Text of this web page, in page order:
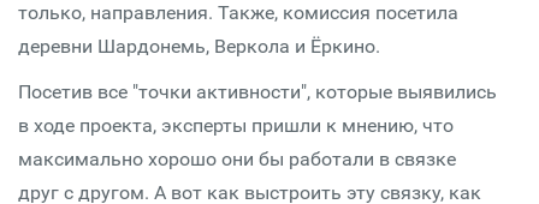
только, направления. Также, комиссия посетила
деревни Шардонемь, Веркола и Ёркино.
Посетив все "точки активности", которые выявились
в ходе проекта, эксперты пришли к мнению, что
максимально хорошо они бы работали в связке
друг с другом. А вот как выстроить эту связку, как